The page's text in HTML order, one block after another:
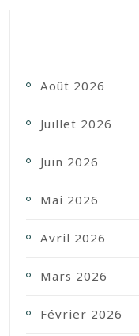
Août 2026
Juillet 2026
Juin 2026
Mai 2026
Avril 2026
Mars 2026
Février 2026